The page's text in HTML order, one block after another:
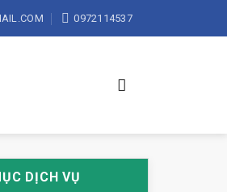
0972114537
DỊCH VỤ